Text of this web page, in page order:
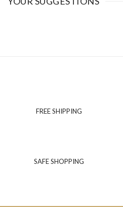
FREE SHIPPING
SAFE SHOPPING